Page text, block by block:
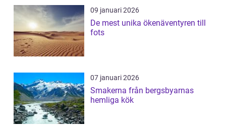
09 januari 2026
De mest unika ökenäventyren till
fots
07 januari 2026
Smakerna från bergsbyarnas
hemliga kök